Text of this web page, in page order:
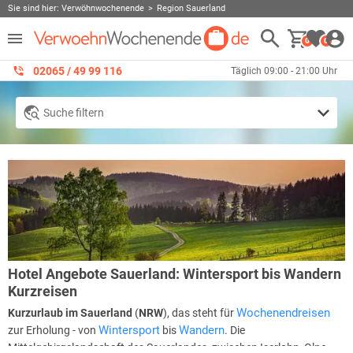
Sie sind hier: Verwöhnwochenende Region Sauerland
0 0
02065 / 49 ‌99 116 Täglich 09:00 - 21:00 Uhr
Suche filtern
Hotel Angebote Sauerland: Wintersport bis Wandern
Kurzreisen
Kurzurlaub im Sauerland (NRW), das steht fürWochenendreisen
zur Erholung - von Wintersport bisWandern. Die
Mittelgebirgslandschaft des Sauerlandes, zwischen Iserlohn, Olpe,